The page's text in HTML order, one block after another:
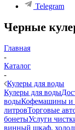
Telegram
Черные
Главная
-
Каталог
-
Кулеры для воды
Кулеры для воды
водыКофемашины и
литровТорговые
бонетыУслуги
винный шкаф,